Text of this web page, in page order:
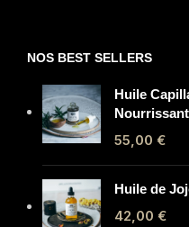
NOS BEST SELLERS
Huile
55,00 €
Huile de
42,00 €